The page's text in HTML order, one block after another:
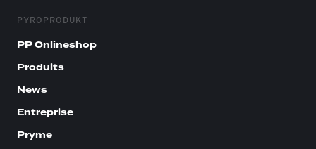
PYROPRODUKT
PP Onlineshop
Produits
News
Entreprise
Pryme